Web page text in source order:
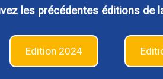
les précédentes éditions de
Edition 2024